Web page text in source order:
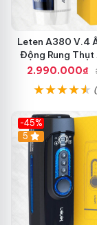
Đặt mua
khác biệt!
Leten A380 V.4
Động Rung Thụt
Cực
2.990.000₫
-45%
Hot
5